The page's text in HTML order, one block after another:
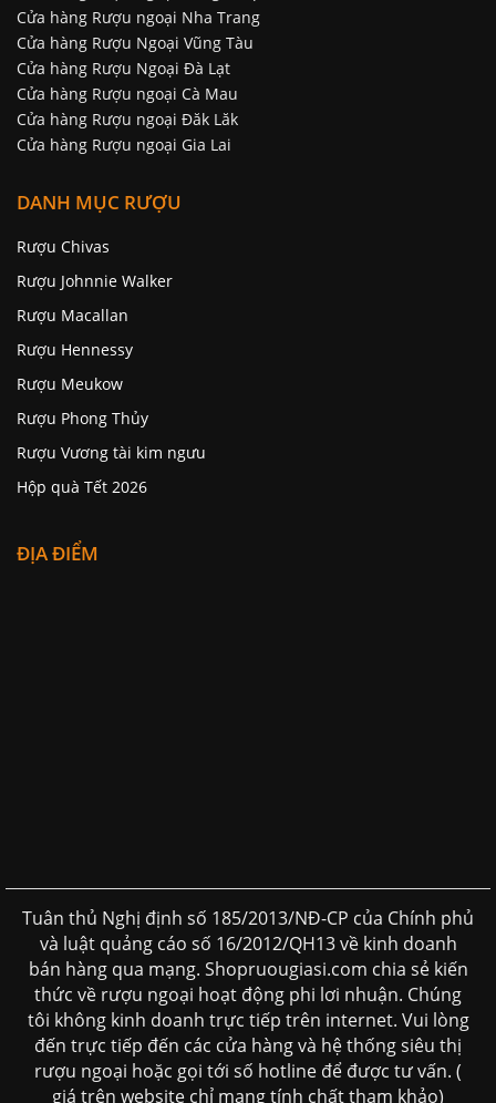
Cửa hàng Rượu ngoại Nha Trang
Cửa hàng Rượu Ngoại Vũng Tàu
Cửa hàng Rượu Ngoại Đà Lạt
Cửa hàng Rượu ngoại Cà Mau
Cửa hàng Rượu ngoại Đăk Lăk
Cửa hàng Rượu ngoại Gia Lai
DANH MỤC RƯỢU
Rượu Chivas
Rượu Johnnie Walker
Rượu Macallan
Rượu Hennessy
Rượu Meukow
Rượu Phong Thủy
Rượu Vương tài kim ngưu
Hộp quà Tết 2026
ĐỊA ĐIỂM
Tuân thủ Nghị định số 185/2013/NĐ-CP của Chính phủ
và luật quảng cáo số 16/2012/QH13 về kinh doanh
bán hàng qua mạng. Shopruougiasi.com chia sẻ kiến
thức về rượu ngoại hoạt động phi lơi nhuận. Chúng
tôi không kinh doanh trực tiếp trên internet. Vui lòng
đến trực tiếp đến các cửa hàng và hệ thống siêu thị
rượu ngoại hoặc gọi tới số hotline để được tư vấn. (
giá trên website chỉ mang tính chất tham khảo)